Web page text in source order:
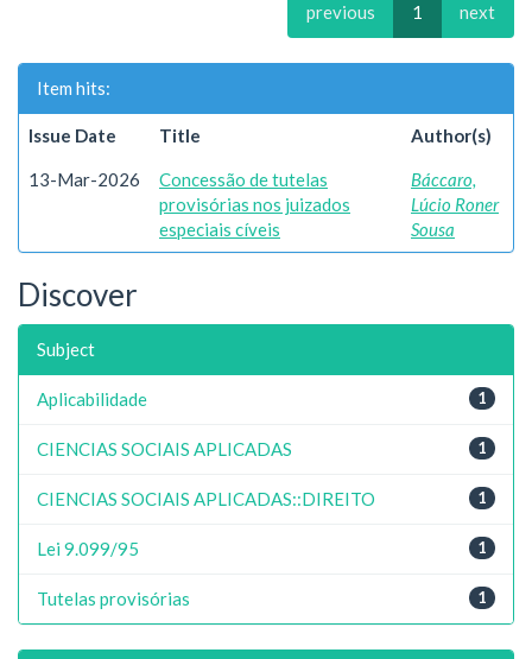
previous 1 next
Item hits:
Issue Date Title Author(s)
13-Mar-2026
Concessão de tutelas
provisórias nos juizados
especiais cíveis
Báccaro,
Lúcio Roner
Sousa
Discover
Subject
1
Aplicabilidade
1
CIENCIAS SOCIAIS APLICADAS
1
CIENCIAS SOCIAIS APLICADAS::DIREITO
1
Lei 9.099/95
1
Tutelas provisórias